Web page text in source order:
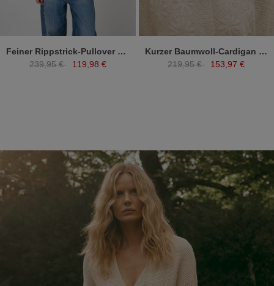
Feiner Rippstrick-Pullover aus Kaschmir-Baumwolle
239,95 €
119,98 €
Kurzer Baumwoll-Cardigan mit Slub-Struktur & Blumenstickerei
219,95 €
153,97 €